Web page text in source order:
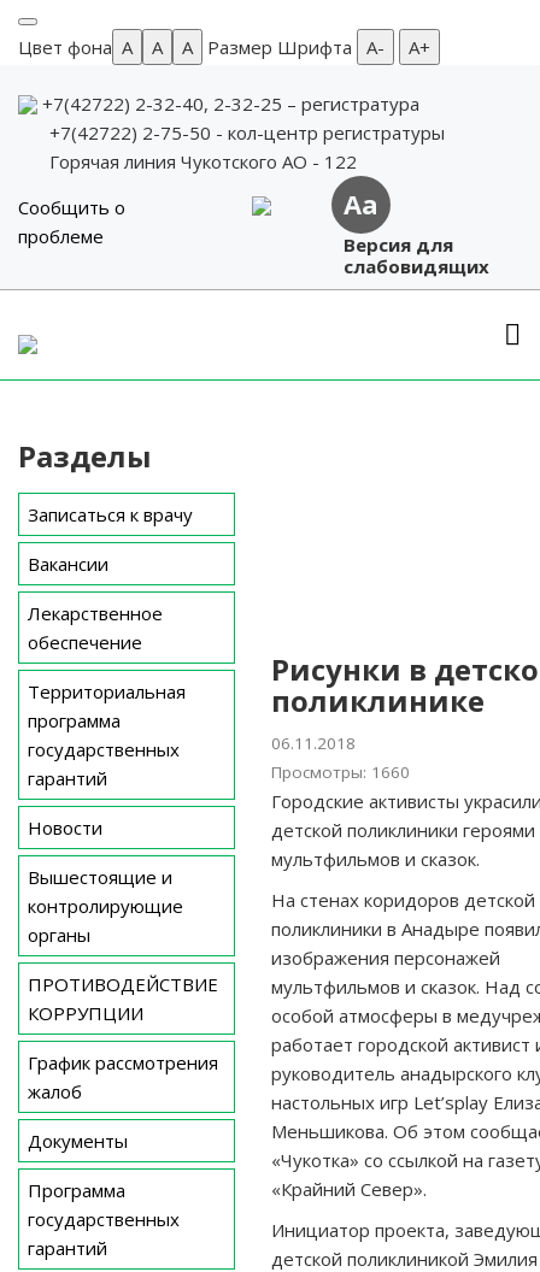
Цвет фона A A A Размер Шрифта А- А+
+7(42722) 2-32-40, 2-32-25 – регистратура
+7(42722) 2-75-50 - кол-центр регистратуры
Горячая линия Чукотского АО - 122
Сообщить о
проблеме
Aa
Версия для
слабовидящих
content
Разделы
Записаться к врачу
Вакансии
Лекарственное
обеспечение
Территориальная
программа
государственных
гарантий
Новости
Вышестоящие и
контролирующие
органы
ПРОТИВОДЕЙСТВИЕ
КОРРУПЦИИ
График рассмотрения
жалоб
Документы
Программа
государственных
гарантий
Рисунки в
поликлинике
06.11.2018
Просмотры: 1660
Городские активисты
детской поликлиники героями
мультфильмов и сказок.
На стенах коридоров детской
поликлиники в Анадыре
изображения персонажей
мультфильмов и сказок. Над
особой атмосферы в
работает городской активист
руководитель анадырского
настольных игр Let’splay
Меньшикова. Об этом
«Чукотка» со ссылкой на
«Крайний Север».
Инициатор проекта,
детской поликлиникой Эмилия